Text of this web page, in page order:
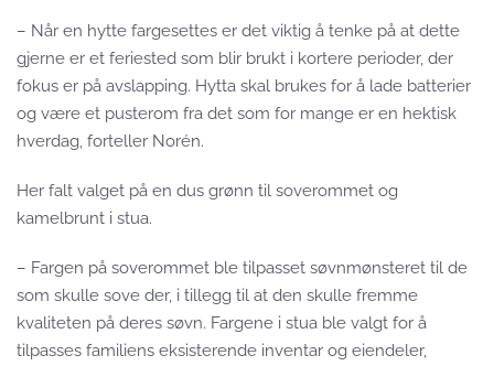
– Når en hytte fargesettes er det viktig å tenke på at dette
gjerne er et feriested som blir brukt i kortere perioder, der
fokus er på avslapping. Hytta skal brukes for å lade batterier
og være et pusterom fra det som for mange er en hektisk
hverdag, forteller Norén.
Her falt valget på en dus grønn til soverommet og
kamelbrunt i stua.
– Fargen på soverommet ble tilpasset søvnmønsteret til de
som skulle sove der, i tillegg til at den skulle fremme
kvaliteten på deres søvn. Fargene i stua ble valgt for å
tilpasses familiens eksisterende inventar og eiendeler,